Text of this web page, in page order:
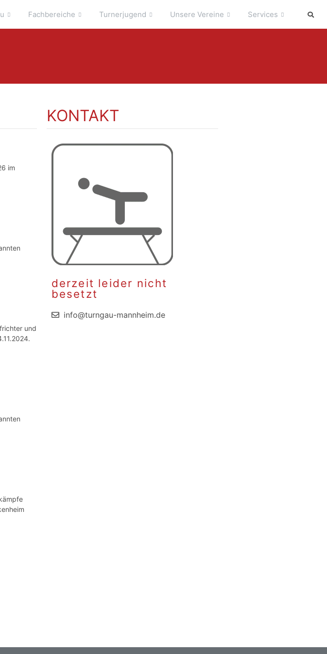
Fachbereiche Turnerjugend Unsere Vereine Services
im
und
KONTAKT
derzeit leider nicht
besetzt
info@turngau-mannheim.de